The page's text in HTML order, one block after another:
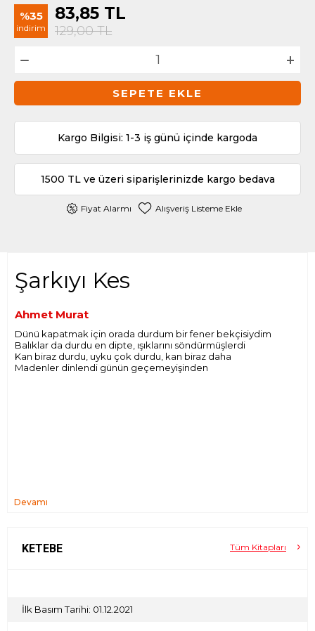
%35
indirim
83,85 TL
129,00TL
SEPETE EKLE
Kargo Bilgisi: 1-3 iş günü içinde kargoda
1500 TL ve üzeri siparişlerinizde kargo bedava
Fiyat Alarmı Alışveriş Listeme Ekle
Şarkıyı Kes
Ahmet Murat
Dünü kapatmak için orada durdum bir fener bekçisiydim
Balıklar da durdu en dipte, ışıklarını söndürmüşlerdi
Kan biraz durdu, uyku çok durdu, kan biraz daha
Madenler dinlendi günün geçemeyişinden
Devamı
KETEBE Tüm Kitapları
İlk Basım Tarihi: 01.12.2021